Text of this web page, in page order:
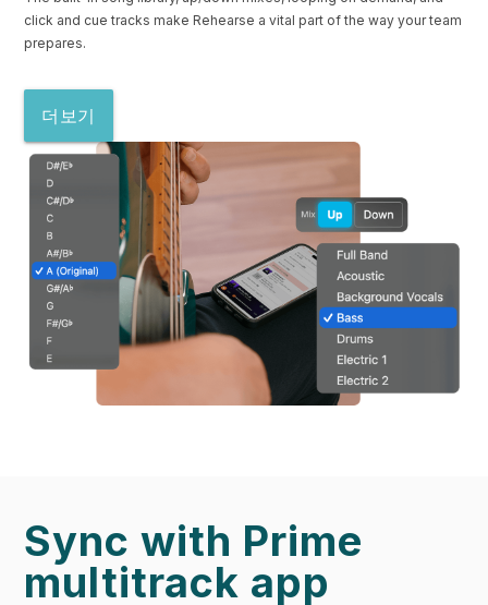
click and cue tracks make Rehearse a vital part of the way your team
prepares.
더보기
Sync with Prime
multitrack app